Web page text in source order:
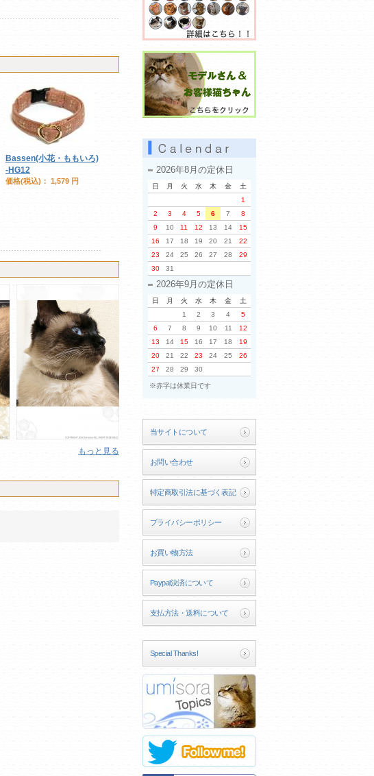
Bassen(小花・ももいろ)
-HG12
価格(税込)： 1,579 円
もっと見る
2026年8月の定休日
日 月 火 水 木 金
土
1
2
3 4 5 6 7
8
9
10 11 12 13 14
15
16
17 18 19 20 21
22
23
24 25 26 27 28
29
30
31
2026年9月の定休日
日 月 火 水 木 金
土
1
2 3 4
5
6
7 8 9 10 11
12
13
14 15 16 17 18
19
20
21 22 23 24 25
26
27
28 29 30
※赤字は休業日です
当サイトについて
お問い合わせ
特定商取引法に基づく表記
プライバシーポリシー
お買い物方法
Paypal決済について
支払方法・送料について
Special Thanks!